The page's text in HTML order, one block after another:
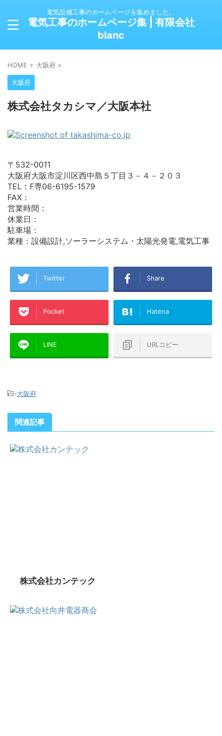
電気設備工事のホームページを集めました。
電気工事のホームページ集 | 有限会社
blanc
HOME > 大阪府 >
大阪府
株式会社タカシマ／大阪本社
〒532-0011
大阪府大阪市淀川区西中島５丁目３－４－２０３
TEL：F専06-6195-1579
FAX：
営業時間：
休業日：
駐車場：
業種：設備設計,ソーラーシステム・太陽光発電,電気工事
Twitter Share
Pocket Hatena
LINE URLコピー
-大阪府
関連記事
株式会社カンテック